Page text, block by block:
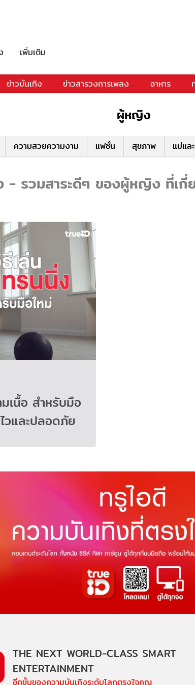
เพิ่มเติม
ข่าวบันเทิง ข่าวสารวงการเพลง อาหาร
ผู้หญิง
ความสวยความงาม แฟชั่น สุขภาพ แม่แล
- รวมสาระดีๆ ของผู้หญิง ที่เกี่
เนื้อ สำหรับมือ
วและปลอดภัย
THE NEXT WORLD-CLASS SMART
ENTERTAINMENT
อีกขั้นของความบันเทิงระดับโลกตรงใจคุณ